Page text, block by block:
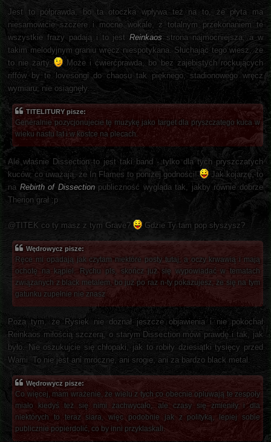
Jest to półprawda, bo ta otoczka wpływa też na to, że płyta ma
niesamowicie szczere i mocne wokale, z totalnym przekonaniem te
wszystkie frazy padają i to jestReinkaos strona najmocniejsza, a w
takim melodyjnym graniu wręcz niespotykana. Słuchając tego wiesz, że
to nie żarty
Może i ćwierćprawda, bo bez zajebistych rockujących
riffów by te lovesongi do chaosu tak pięknego, stadionowego wręcz
wymiaru, nie osiągnęły.
TITELITURY pisze:
Generalnie pozycjonujecie tę muzykę jako target dla pryszczatego kuca w
wieku nastu lat i w kostce na plecach.
Ale właśnie Dissection to jest taki band - tylko dla tych pryszczatych
kuców, co uważają, że In Flames to poniżej godności!
Jak kojarzę, to
na Rebirth of Dissectionpubliczność wygląda tak, jakby równie dobrze
Therion grał ;p
@TITEK co ty masz z tym Grave? Gdzie Ty tam pop słyszysz?
Wędrowycz pisze:
Ręce mi opadają jak czytam niektóre posty tutaj, a oczy krwawią i mają
ochotę na kąpiel. Rychu pls, skończ już się wypowiadać w tematach
związanych z black metalem, bo już po raz n-ty pokazujesz, że się na tym
gatunku zupełnie nie znasz
Poza tym, że Rysiek nie doznał jeszcze objawienia i nie pokochał
Reinkaos miłością szczerą, o starym Dissection mówi prawdę i tak, jak
było. Nie oszukujcie się chłopaki, jak to robiły dziesiątki tysięcy przed
Wami. To nie jest ani mroczne, ani srogie, ani za bardzo black metal.
Wędrowycz pisze:
Co więcej, mam wrażenie, że wielu z tych co obecnie opluwają te zespoły
miało kiedyś też się nimi zachwycało, ale czasy się zmieniły i dla
niektórych to teraz siara, więc podobnie jak z polityką, lepiej sobie
publicznie popierdolić, co by inni przyklaskali.